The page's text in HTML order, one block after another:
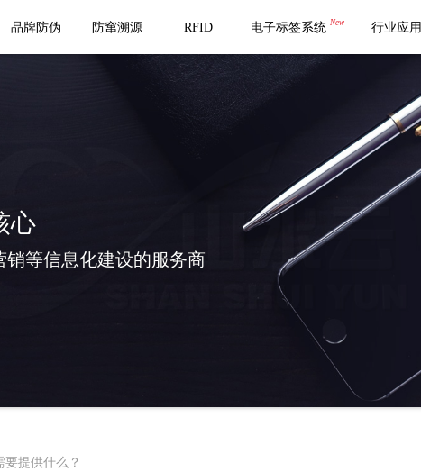
品牌防伪 防窜溯源 RFID 电子标签系统 New 行业应用
心
等信息化建设的服务商
要提供什么？